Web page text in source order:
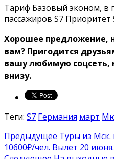
Тариф Базовый эконом, в
пассажиров S7 Приоритет
Хорошее предложение,
вам? Пригодится
вашу любимую соцсеть,
внизу.
Теги: S7 Германия март
Предыдущее Туры из
10600₽/чел. Вылет 20 июня.